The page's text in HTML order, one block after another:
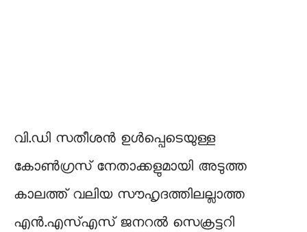
വി.ഡി സതീശൻ ഉൾപ്പെടെയുള്ള
കോണ്‍ഗ്രസ് നേതാക്കളുമായി അടുത്ത
കാലത്ത് വലിയ സൗഹൃദത്തിലല്ലാത്ത
എന്‍.എസ്എസ് ജനറൽ സെക്രട്ടറി